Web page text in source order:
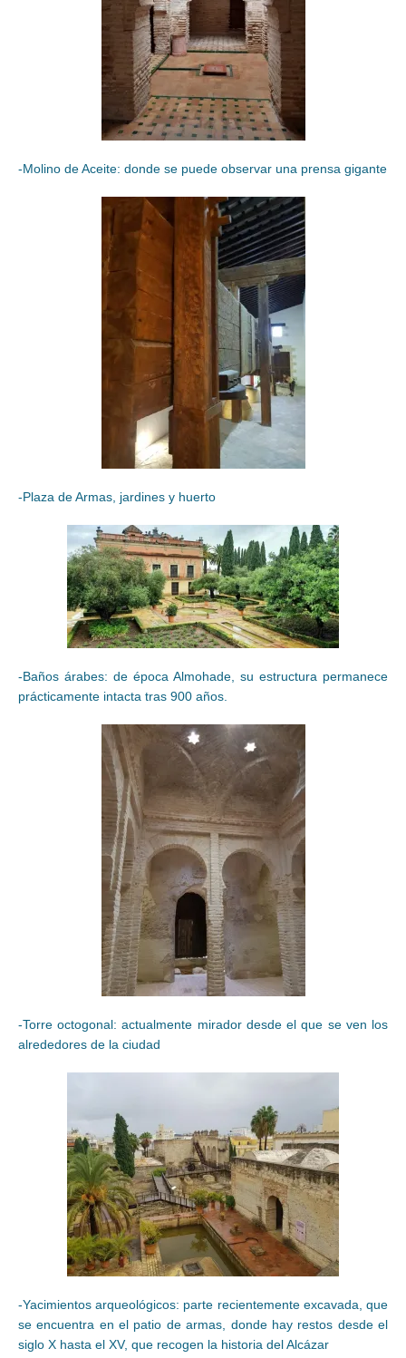
-Molino de Aceite: donde se puede observar una prensa gigante
-Plaza de Armas, jardines y huerto
-Baños árabes: de época Almohade, su estructura permanece
prácticamente intacta tras 900 años.
-Torre octogonal: actualmente mirador desde el que se ven los
alrededores de la ciudad
-Yacimientos arqueológicos: parte recientemente excavada, que
se encuentra en el patio de armas, donde hay restos desde el
siglo X hasta el XV, que recogen la historia del Alcázar